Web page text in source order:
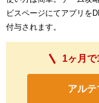
ビスページにてアプリを
付与されます。
1ヶ月で
アル